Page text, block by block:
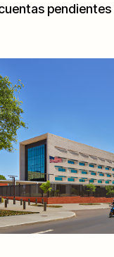
pendientes